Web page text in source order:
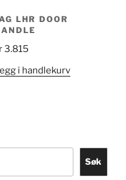
LHR DOOR
3.815
i handlekurv
Søk